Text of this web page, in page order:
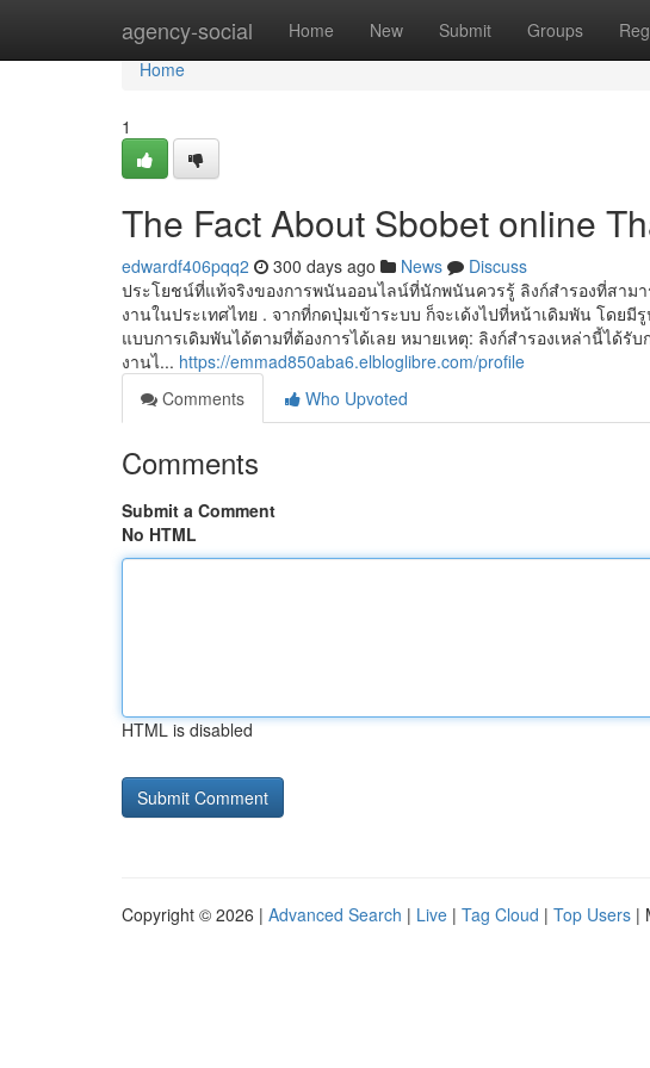
agency-social Home New Submit Groups
Home
Home
1
The Fact About Sbobet online
edwardf406pqq2 300 days ago News
Discuss
ประโยชน์ที่แท้จริงของการพนันออนไลน์ที่นักพนันควรรู้ ลิงก์สำรองที่สาม
งานในประเทศไทย . จากที่กดปุ่มเข้าระบบ ก็จะเด้งไปที่หน้าเดิมพัน โดย
แบบการเดิมพันได้ตามที่ต้องการได้เลย หมายเหตุ: ลิงก์สำรองเหล่านี้ได้รั
งานไ... https://emmad850aba6.elbloglibre.com/profile
Comments
Who Upvoted
Comments
Submit a Comment
No HTML
HTML is disabled
Copyright © 2026 | Advanced Search | Live | Tag Cloud | Top Users |